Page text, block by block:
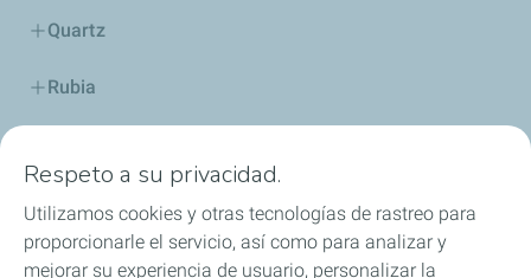
Quartz
Rubia
Lubricantes y especialidades
Distribuidores
Respeto a su privacidad.
Utilizamos cookies y otras tecnologías de rastreo para
proporcionarle el servicio, así como para analizar y
mejorar su experiencia de usuario, personalizar la